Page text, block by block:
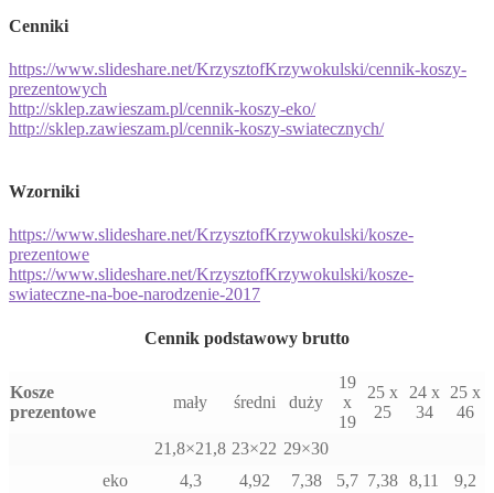
Cenniki
https://www.slideshare.net/KrzysztofKrzywokulski/cennik-koszy-
prezentowych
http://sklep.zawieszam.pl/cennik-koszy-eko/
http://sklep.zawieszam.pl/cennik-koszy-swiatecznych/
Wzorniki
https://www.slideshare.net/KrzysztofKrzywokulski/kosze-
prezentowe
https://www.slideshare.net/KrzysztofKrzywokulski/kosze-
swiateczne-na-boe-narodzenie-2017
Cennik podstawowy brutto
Kosze
prezentowe
mały średni duży
19
x
19
25 x
25
24 x
34
25 x
46
21,8×21,8 23×22 29×30
eko
4,3 4,92 7,38 5,7 7,38 8,11
9,2